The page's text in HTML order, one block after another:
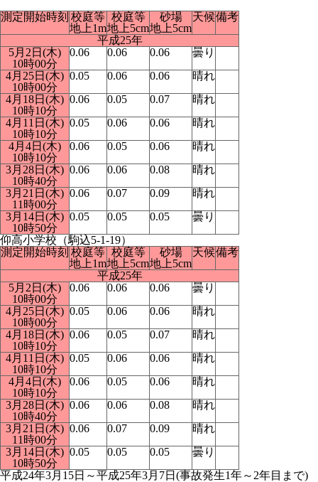
測定開始時刻 校庭等
地上1m
校庭等
地上5cm
砂場
地上5cm
天候備考
平成25年
5月2日(木)
10時00分
0.06 0.06 0.06
曇り
4月25日(木)
10時00分
0.05 0.06 0.06
晴れ
4月18日(木)
10時10分
0.06 0.05 0.07
晴れ
4月11日(木)
10時10分
0.05 0.06 0.06
晴れ
4月4日(木)
10時10分
0.06 0.05 0.06
晴れ
3月28日(木)
10時40分
0.06 0.06 0.08
晴れ
3月21日(木)
11時00分
0.06 0.07 0.09
晴れ
3月14日(木)
10時50分
0.05 0.05 0.05
曇り
仰高小学校（駒込5-1-19）
測定開始時刻 校庭等
地上1m
校庭等
地上5cm
砂場
地上5cm
天候備考
平成25年
5月2日(木)
10時00分
0.06 0.06 0.06
曇り
4月25日(木)
10時00分
0.05 0.06 0.06
晴れ
4月18日(木)
10時10分
0.06 0.05 0.07
晴れ
4月11日(木)
10時10分
0.05 0.06 0.06
晴れ
4月4日(木)
10時10分
0.06 0.05 0.06
晴れ
3月28日(木)
10時40分
0.06 0.06 0.08
晴れ
3月21日(木)
11時00分
0.06 0.07 0.09
晴れ
3月14日(木)
10時50分
0.05 0.05 0.05
曇り
平成24年3月15日～平成25年3月7日(事故発生1年～2年目まで)